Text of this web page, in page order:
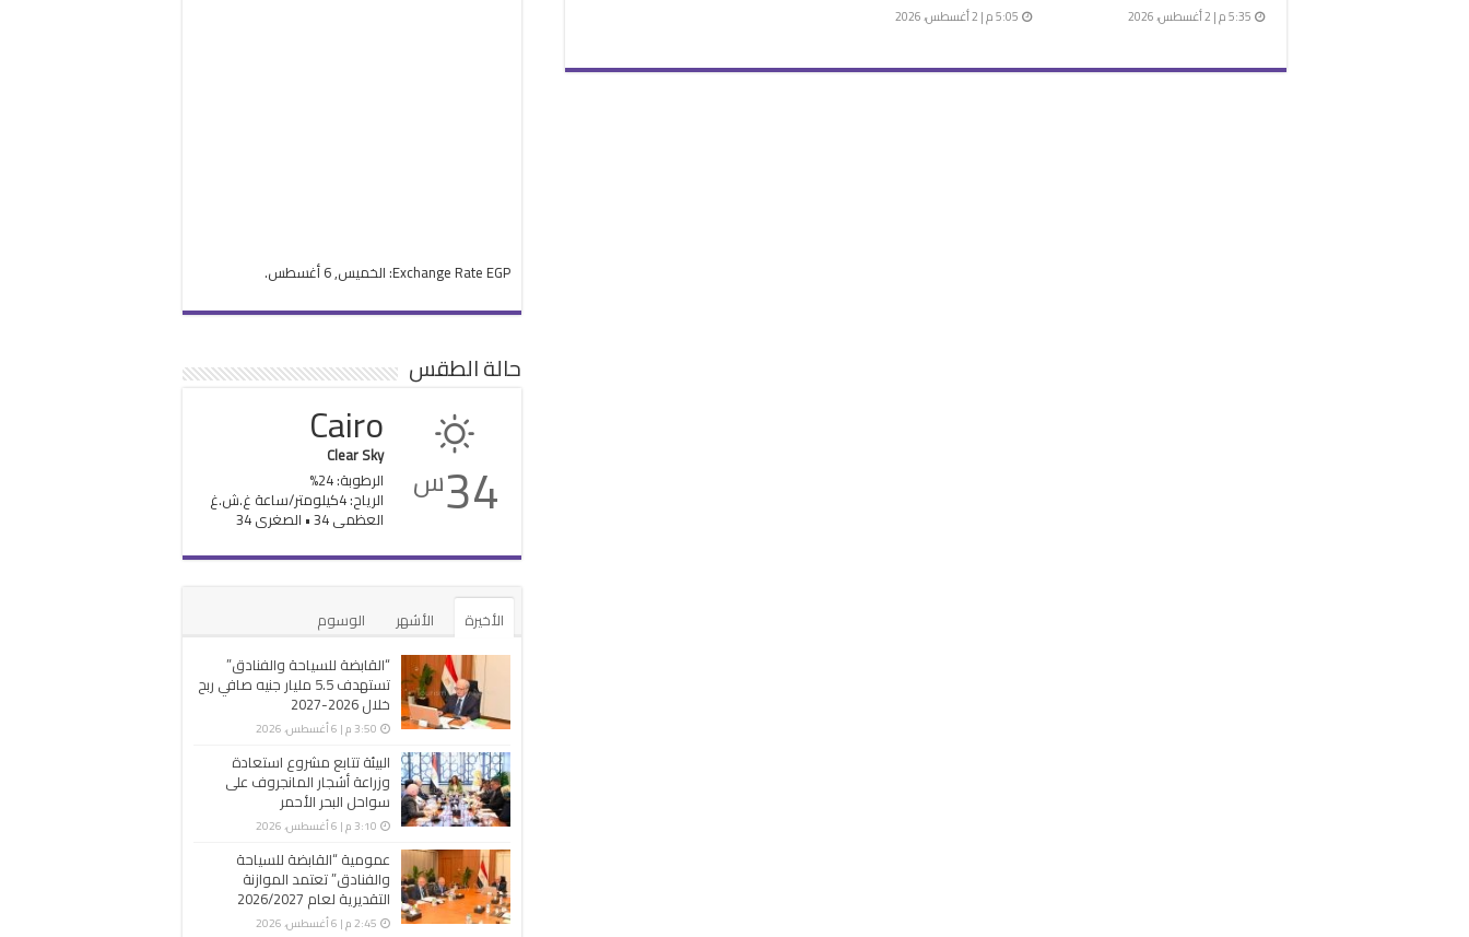
5:35 م | 2 أغسطس، 2026 5:05 م | 2 أغسطس، 2026
Exchange Rate EGP : الخميس, 6 أغسطس.
حالة الطقس
34س
Cairo
Clear Sky
الرطوبة: 24%
الرياح: 4كيلومتر/ساعة غ.ش.غ
العظمى 34 • الصغرى 34
الأخيرة الأشهر
الوسوم
“القابضة للسياحة والفنادق”
تستهدف 5.5 مليار جنيه صافي ربح
خلال 2026-2027
3:50 م | 6 أغسطس، 2026
البيئة تتابع مشروع استعادة
وزراعة أشجار المانجروف على
سواحل البحر الأحمر
3:10 م | 6 أغسطس، 2026
عمومية “القابضة للسياحة
والفنادق” تعتمد الموازنة
التقديرية لعام 2026/2027
2:45 م | 6 أغسطس، 2026